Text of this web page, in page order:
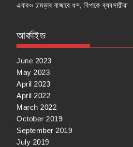
এবারও চামড়ার বাজারে ধস, বিপাকে ব্যবসায়ীরা
আর্কাইভ
June 2023
May 2023
April 2023
April 2022
March 2022
October 2019
September 2019
July 2019